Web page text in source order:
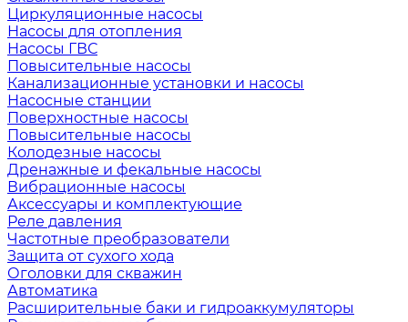
Циркуляционные насосы
Насосы для отопления
Насосы ГВС
Повысительные насосы
Канализационные установки и насосы
Насосные станции
Поверхностные насосы
Повысительные насосы
Колодезные насосы
Дренажные и фекальные насосы
Вибрационные насосы
Аксессуары и комплектующие
Реле давления
Частотные преобразователи
Защита от сухого хода
Оголовки для скважин
Автоматика
Расширительные баки и гидроаккумуляторы